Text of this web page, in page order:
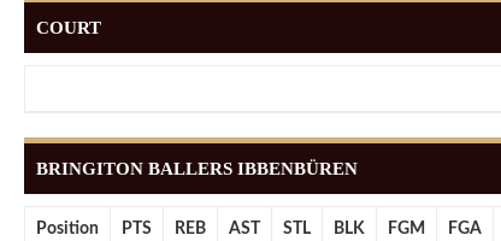
COURT
BRINGITON BALLERS IBBENBÜREN
Position PTS REB AST STL BLK FGM FGA